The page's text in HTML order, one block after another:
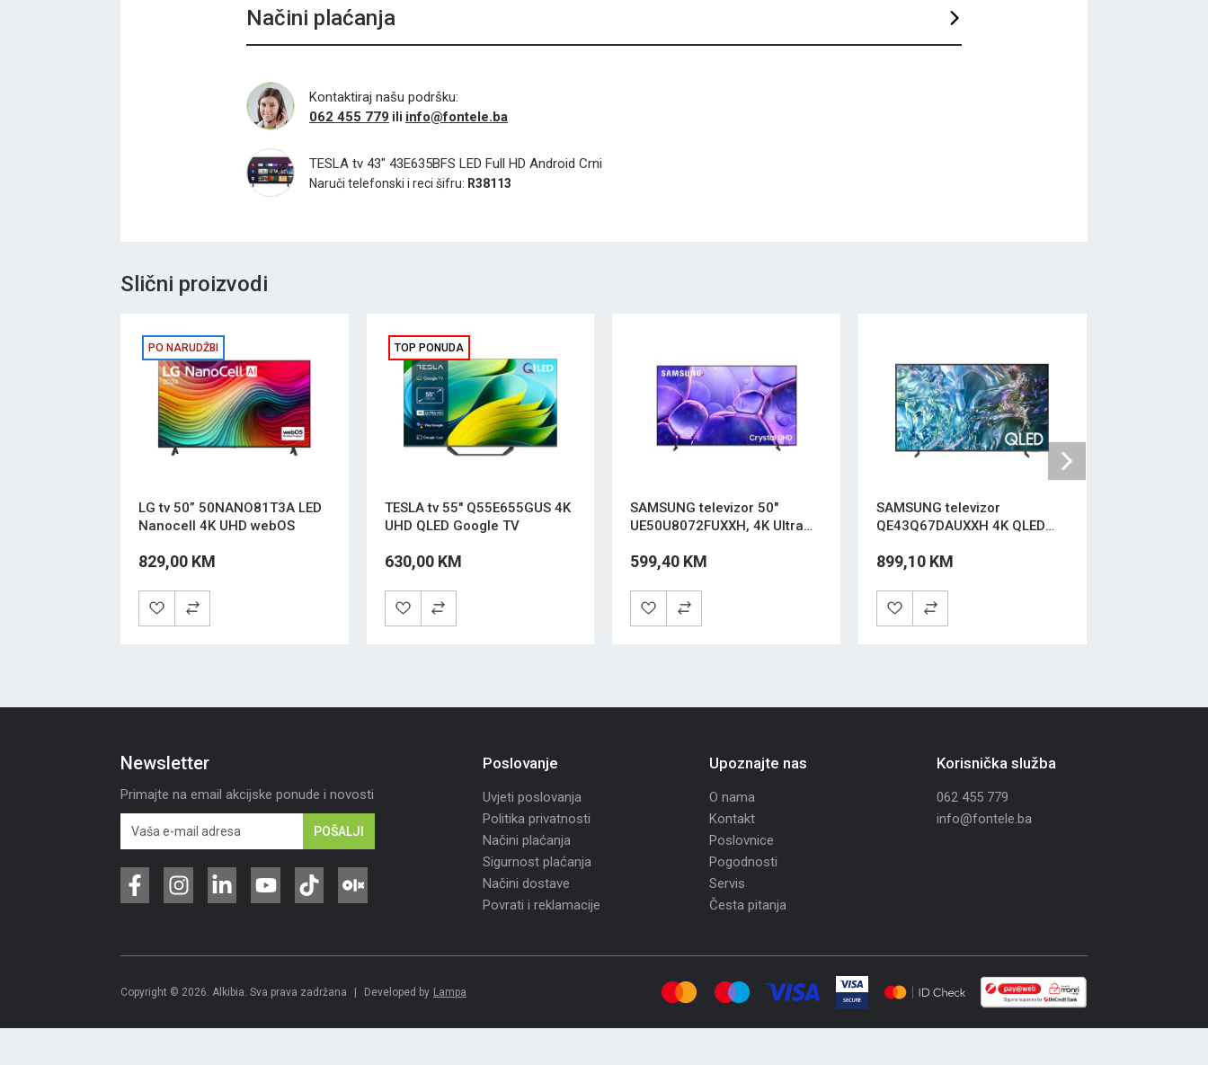
Načini plaćanja
Kontaktiraj našu podršku:
062 455 779 ili info@fontele.ba
TESLA tv 43" 43E635BFS LED Full HD Android Crni
Naruči telefonski i reci šifru: R38113
Slični proizvodi
PO NARUDŽBI
LG tv 50” 50NANO81T3A LED
Nanocell 4K UHD webOS
829,00 KM
TOP PONUDA
TESLA tv 55" Q55E655GUS 4K
UHD QLED Google TV
630,00 KM
SAMSUNG televizor 50"
UE50U8072FUXXH, 4K Ultra
599,40 KM
SAMSUNG televizor
QE43Q67DAUXXH 4K QLED
899,10 KM
Next
Newsletter
Primajte na email akcijske ponude i novosti
POŠALJI
Poslovanje
Uvjeti poslovanja
Politika privatnosti
Načini plaćanja
Sigurnost plaćanja
Načini dostave
Povrati i reklamacije
Upoznajte nas
O nama
Kontakt
Poslovnice
Pogodnosti
Servis
Česta pitanja
Korisnička služba
062 455 779
info@fontele.ba
Copyright © 2026. Alkibia. Sva prava zadržana Developed by Lampa